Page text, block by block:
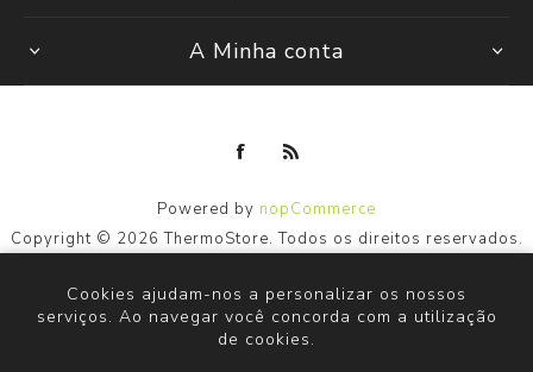
A Minha conta
Powered by nopCommerce
Copyright © 2026 ThermoStore. Todos os direitos reservados.
Cookies ajudam-nos a personalizar os nossos
serviços. Ao navegar você concorda com a utilização
de cookies.